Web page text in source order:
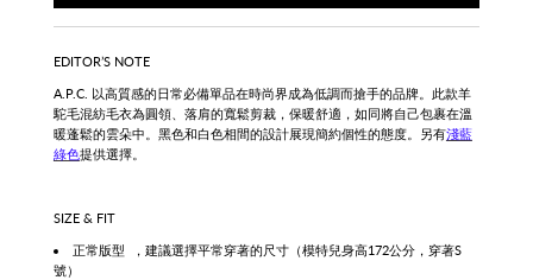
EDITOR’S NOTE
A.P.C. 以高質感的日常必備單品在時尚界成為低調而搶手的品牌。此款羊
駝毛混紡毛衣為圓領、落肩的寬鬆剪裁，保暖舒適， 如同將自己包裹在溫
暖蓬鬆的雲朵中。 黑色和白色相間的設計展現簡約個性的態度。另有淺藍
綠色提供選擇。
SIZE & FIT
正常版型
，建議選擇平常穿著的尺寸（模特兒身高172公分，穿著S
號）